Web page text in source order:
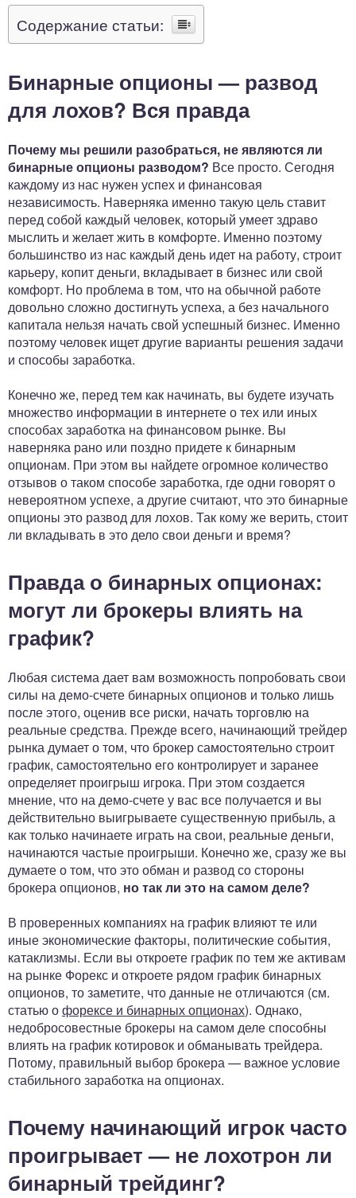
Содержание статьи:
Бинарные опционы — развод
для лохов? Вся правда
Почему мы решили разобраться, не являются ли
бинарные опционы разводом? Все просто. Сегодня
каждому из нас нужен успех и финансовая
независимость. Наверняка именно такую цель ставит
перед собой каждый человек, который умеет здраво
мыслить и желает жить в комфорте. Именно поэтому
большинство из нас каждый день идет на работу, строит
карьеру, копит деньги, вкладывает в бизнес или свой
комфорт. Но проблема в том, что на обычной работе
довольно сложно достигнуть успеха, а без начального
капитала нельзя начать свой успешный бизнес. Именно
поэтому человек ищет другие варианты решения задачи
и способы заработка.
Конечно же, перед тем как начинать, вы будете изучать
множество информации в интернете о тех или иных
способах заработка на финансовом рынке. Вы
наверняка рано или поздно придете к бинарным
опционам. При этом вы найдете огромное количество
отзывов о таком способе заработка, где одни говорят о
невероятном успехе, а другие считают, что это бинарные
опционы это развод для лохов. Так кому же верить, стоит
ли вкладывать в это дело свои деньги и время?
Правда о бинарных опционах:
могут ли брокеры влиять на
график?
Любая система дает вам возможность попробовать свои
силы на демо-счете бинарных опционов и только лишь
после этого, оценив все риски, начать торговлю на
реальные средства. Прежде всего, начинающий трейдер
рынка думает о том, что брокер самостоятельно строит
график, самостоятельно его контролирует и заранее
определяет проигрыш игрока. При этом создается
мнение, что на демо-счете у вас все получается и вы
действительно выигрываете существенную прибыль, а
как только начинаете играть на свои, реальные деньги,
начинаются частые проигрыши. Конечно же, сразу же вы
думаете о том, что это обман и развод со стороны
брокера опционов, но так ли это на самом деле?
В проверенных компаниях на график влияют те или
иные экономические факторы, политические события,
катаклизмы. Если вы откроете график по тем же активам
на рынке Форекс и откроете рядом график бинарных
опционов, то заметите, что данные не отличаются (см.
статью офорексе и бинарных опционах). Однако,
недобросовестные брокеры на самом деле способны
влиять на график котировок и обманывать трейдера.
Потому, правильный выбор брокера — важное условие
стабильного заработка на опционах.
Почему начинающий игрок часто
проигрывает — не лохотрон ли
бинарный трейдинг?